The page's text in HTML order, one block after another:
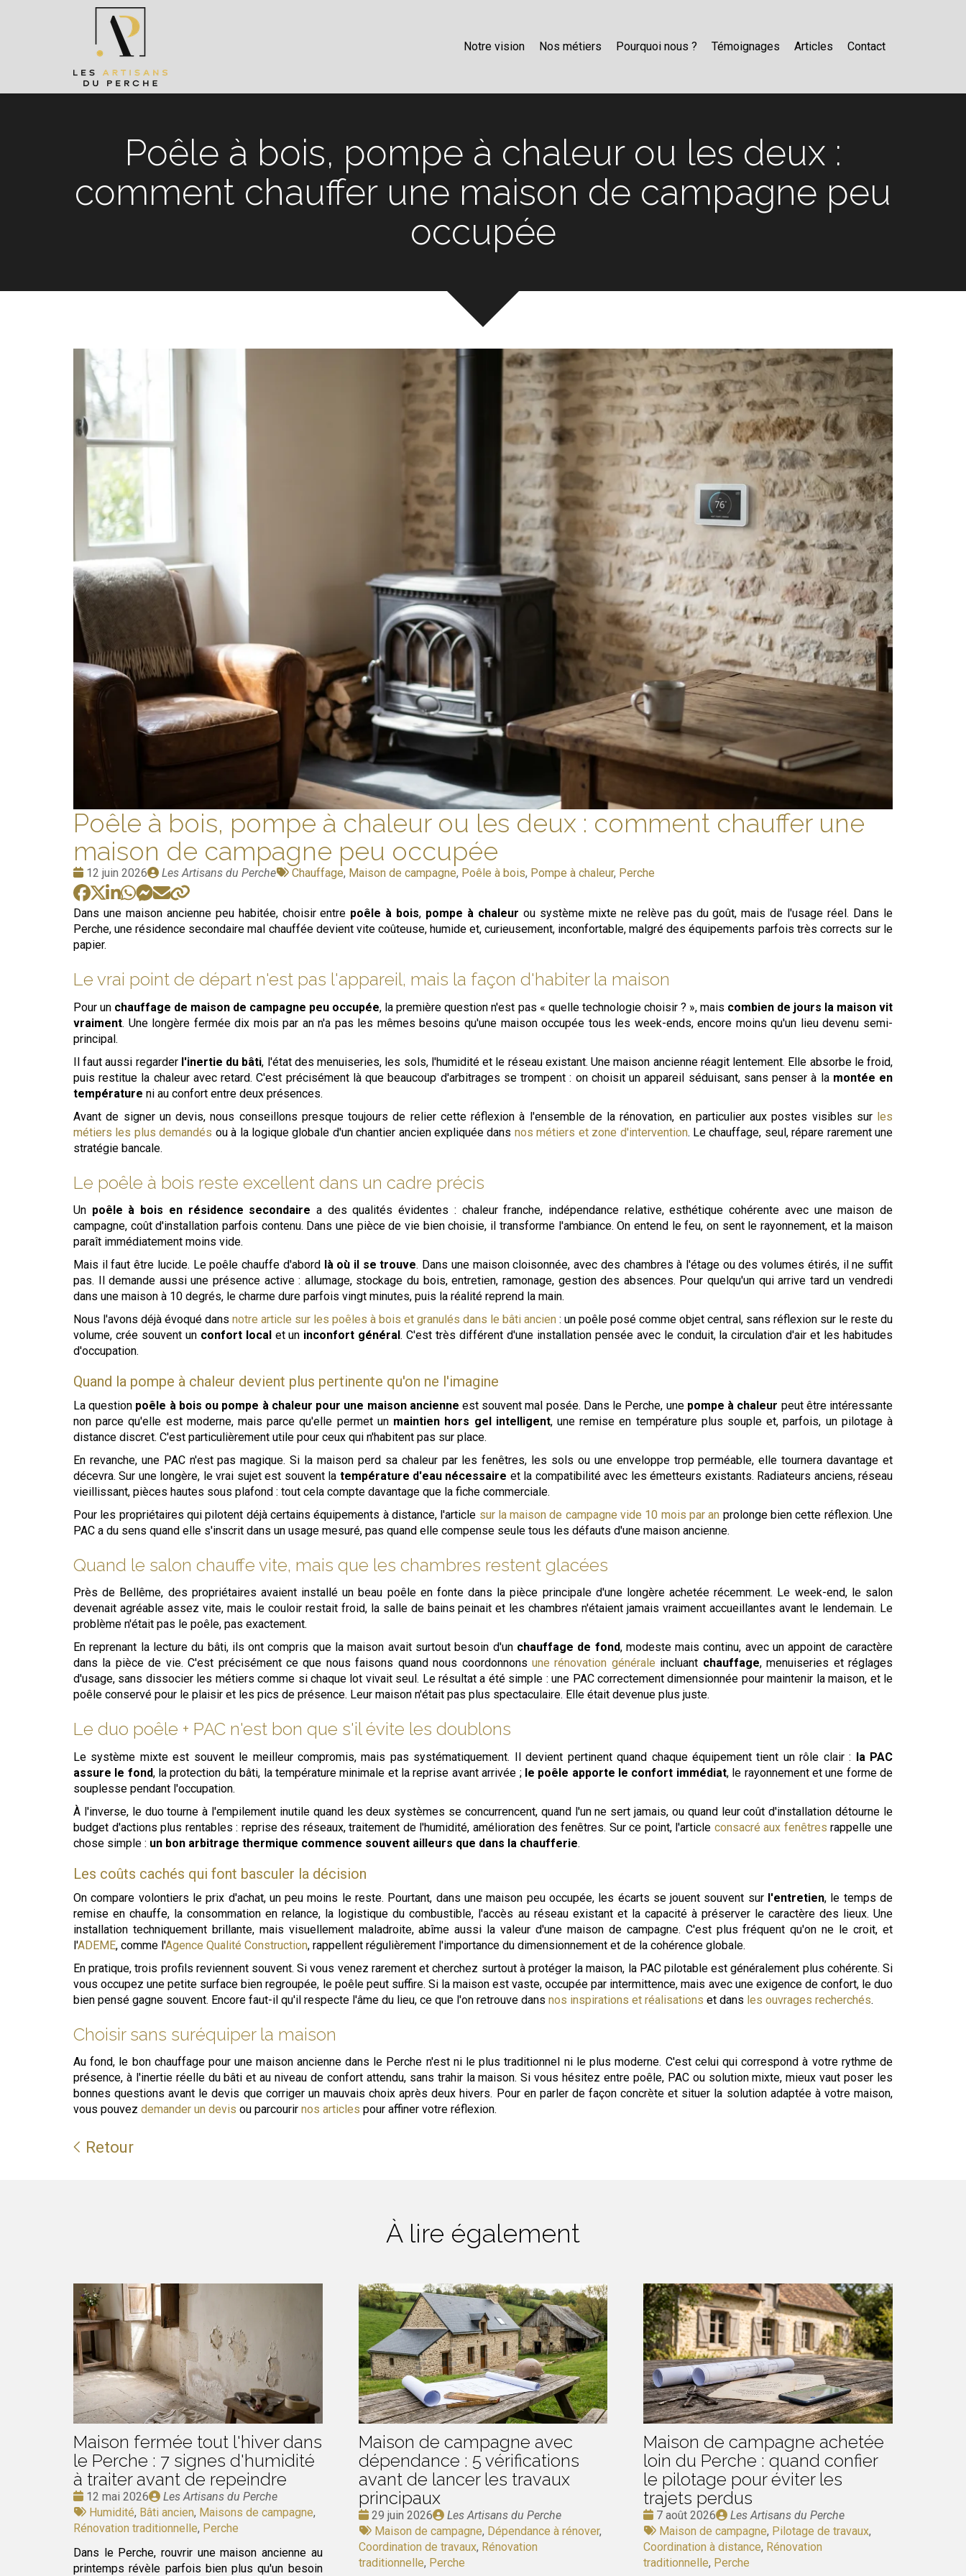
Notre vision Nos métiers Pourquoi nous ? Témoignages Articles Contact
Poêle à bois, pompe à chaleur ou les deux :
comment chauffer une maison de campagne peu
occupée
Poêle à bois, pompe à chaleur ou les deux : comment chauffer une
maison de campagne peu occupée
Date
:
12 juin 2026
Publié
par
Les Artisans du Perche
Tags
Chauffage, Maison de campagne, Poêle à bois, Pompe à chaleur, Perche
Dans une maison ancienne peu habitée, choisir entre poêle à bois, pompe à chaleur ou système mixte ne relève pas du goût, mais de l'usage réel. Dans le
Perche, une résidence secondaire mal chauffée devient vite coûteuse, humide et, curieusement, inconfortable, malgré des équipements parfois très corrects sur le
papier.
Le vrai point de départ n'est pas l'appareil, mais la façon d'habiter la maison
Pour un chauffage de maison de campagne peu occupée, la première question n'est pas « quelle technologie choisir ? », mais combien de jours la maison vit
vraiment. Une longère fermée dix mois par an n'a pas les mêmes besoins qu'une maison occupée tous les week-ends, encore moins qu'un lieu devenu semi-
principal.
Il faut aussi regarder l'inertie du bâti, l'état des menuiseries, les sols, l'humidité et le réseau existant. Une maison ancienne réagit lentement. Elle absorbe le froid,
puis restitue la chaleur avec retard. C'est précisément là que beaucoup d'arbitrages se trompent : on choisit un appareil séduisant, sans penser à la montée en
température ni au confort entre deux présences.
Avant de signer un devis, nous conseillons presque toujours de relier cette réflexion à l'ensemble de la rénovation, en particulier aux postes visibles sur les
métiers les plus demandés ou à la logique globale d'un chantier ancien expliquée dans nos métiers et zone d'intervention. Le chauffage, seul, répare rarement une
stratégie bancale.
Le poêle à bois reste excellent dans un cadre précis
Un poêle à bois en résidence secondaire a des qualités évidentes : chaleur franche, indépendance relative, esthétique cohérente avec une maison de
campagne, coût d'installation parfois contenu. Dans une pièce de vie bien choisie, il transforme l'ambiance. On entend le feu, on sent le rayonnement, et la maison
paraît immédiatement moins vide.
Mais il faut être lucide. Le poêle chauffe d'abord là où il se trouve. Dans une maison cloisonnée, avec des chambres à l'étage ou des volumes étirés, il ne suffit
pas. Il demande aussi une présence active : allumage, stockage du bois, entretien, ramonage, gestion des absences. Pour quelqu'un qui arrive tard un vendredi
dans une maison à 10 degrés, le charme dure parfois vingt minutes, puis la réalité reprend la main.
Nous l'avons déjà évoqué dans notre article sur les poêles à bois et granulés dans le bâti ancien : un poêle posé comme objet central, sans réflexion sur le reste du
volume, crée souvent un confort localet un inconfort général. C'est très différent d'une installation pensée avec le conduit, la circulation d'air et les habitudes
d'occupation.
Quand la pompe à chaleur devient plus pertinente qu'on ne l'imagine
La question poêle à bois ou pompe à chaleur pour une maison ancienne est souvent mal posée. Dans le Perche, une pompe à chaleur peut être intéressante
non parce qu'elle est moderne, mais parce qu'elle permet un maintien hors gel intelligent, une remise en température plus souple et, parfois, un pilotage à
distance discret. C'est particulièrement utile pour ceux qui n'habitent pas sur place.
En revanche, une PAC n'est pas magique. Si la maison perd sa chaleur par les fenêtres, les sols ou une enveloppe trop perméable, elle tournera davantage et
décevra. Sur une longère, le vrai sujet est souvent la température d'eau nécessaire et la compatibilité avec les émetteurs existants. Radiateurs anciens, réseau
vieillissant, pièces hautes sous plafond : tout cela compte davantage que la fiche commerciale.
Pour les propriétaires qui pilotent déjà certains équipements à distance, l'article sur la maison de campagne vide 10 mois par an prolonge bien cette réflexion. Une
PAC a du sens quand elle s'inscrit dans un usage mesuré, pas quand elle compense seule tous les défauts d'une maison ancienne.
Quand le salon chauffe vite, mais que les chambres restent glacées
Près de Bellême, des propriétaires avaient installé un beau poêle en fonte dans la pièce principale d'une longère achetée récemment. Le week-end, le salon
devenait agréable assez vite, mais le couloir restait froid, la salle de bains peinait et les chambres n'étaient jamais vraiment accueillantes avant le lendemain. Le
problème n'était pas le poêle, pas exactement.
En reprenant la lecture du bâti, ils ont compris que la maison avait surtout besoin d'un chauffage de fond, modeste mais continu, avec un appoint de caractère
dans la pièce de vie. C'est précisément ce que nous faisons quand nous coordonnons une rénovation générale incluant chauffage, menuiseries et réglages
d'usage, sans dissocier les métiers comme si chaque lot vivait seul. Le résultat a été simple : une PAC correctement dimensionnée pour maintenir la maison, et le
poêle conservé pour le plaisir et les pics de présence. Leur maison n'était pas plus spectaculaire. Elle était devenue plus juste.
Le duo poêle + PAC n'est bon que s'il évite les doublons
Le système mixte est souvent le meilleur compromis, mais pas systématiquement. Il devient pertinent quand chaque équipement tient un rôle clair : la PAC
assure le fond, la protection du bâti, la température minimale et la reprise avant arrivée ; le poêle apporte le confort immédiat, le rayonnement et une forme de
souplesse pendant l'occupation.
À l'inverse, le duo tourne à l'empilement inutile quand les deux systèmes se concurrencent, quand l'un ne sert jamais, ou quand leur coût d'installation détourne le
budget d'actions plus rentables : reprise des réseaux, traitement de l'humidité, amélioration des fenêtres. Sur ce point, l'article consacré aux fenêtres rappelle une
chose simple : un bon arbitrage thermique commence souvent ailleurs que dans la chaufferie.
Les coûts cachés qui font basculer la décision
On compare volontiers le prix d'achat, un peu moins le reste. Pourtant, dans une maison peu occupée, les écarts se jouent souvent sur l'entretien, le temps de
remise en chauffe, la consommation en relance, la logistique du combustible, l'accès au réseau existant et la capacité à préserver le caractère des lieux. Une
installation techniquement brillante, mais visuellement maladroite, abîme aussi la valeur d'une maison de campagne. C'est plus fréquent qu'on ne le croit, et
l'ADEME, comme l'Agence Qualité Construction, rappellent régulièrement l'importance du dimensionnement et de la cohérence globale.
En pratique, trois profils reviennent souvent. Si vous venez rarement et cherchez surtout à protéger la maison, la PAC pilotable est généralement plus cohérente. Si
vous occupez une petite surface bien regroupée, le poêle peut suffire. Si la maison est vaste, occupée par intermittence, mais avec une exigence de confort, le duo
bien pensé gagne souvent. Encore faut-il qu'il respecte l'âme du lieu, ce que l'on retrouve dans nos inspirations et réalisations et dans les ouvrages recherchés.
Choisir sans suréquiper la maison
Au fond, le bon chauffage pour une maison ancienne dans le Perche n'est ni le plus traditionnel ni le plus moderne. C'est celui qui correspond à votre rythme de
présence, à l'inertie réelle du bâti et au niveau de confort attendu, sans trahir la maison. Si vous hésitez entre poêle, PAC ou solution mixte, mieux vaut poser les
bonnes questions avant le devis que corriger un mauvais choix après deux hivers. Pour en parler de façon concrète et situer la solution adaptée à votre maison,
vous pouvez demander un devis ou parcourir nos articles pour affiner votre réflexion.
Retour
À lire également
Maison fermée tout l'hiver dans
le Perche : 7 signes d'humidité
à traiter avant de repeindre
Date
:
12 mai 2026
Publié
par
Les Artisans du Perche
Tags
:
Humidité, Bâti ancien, Maisons de campagne,
Rénovation traditionnelle, Perche
Dans le Perche, rouvrir une maison ancienne au
printemps révèle parfois bien plus qu'un besoin
Maison de campagne avec
dépendance : 5 vérifications
avant de lancer les travaux
principaux
Date
:
29 juin 2026
Publié
par
Les Artisans du Perche
Tags
:
Maison de campagne, Dépendance à rénover,
Coordination de travaux, Rénovation
traditionnelle, Perche
Maison de campagne achetée
loin du Perche : quand confier
le pilotage pour éviter les
trajets perdus
Date
:
7 août 2026
Publié
par
Les Artisans du Perche
Tags
:
Maison de campagne, Pilotage de travaux,
Coordination à distance, Rénovation
traditionnelle, Perche